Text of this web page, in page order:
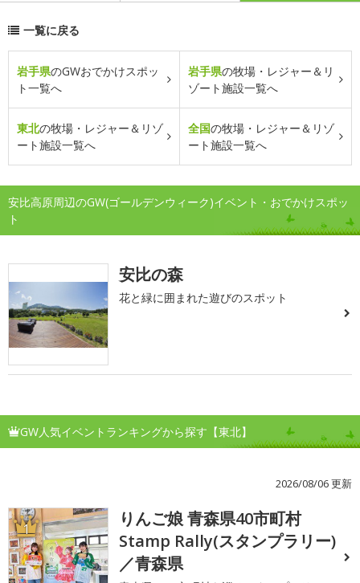
一覧に戻る
岩手県のGWおでかけスポッ
ト一覧へ
岩手県の牧場・レジャー＆リ
ゾート施設一覧へ
東北の牧場・レジャー＆リゾ
ート施設一覧へ
全国の牧場・レジャー＆リゾ
ート施設一覧へ
安比高原周辺のGW(ゴールデンウィーク)イベント・おでかけスポッ
ト
安比の森
花と緑に囲まれた遊びのスポット
GW人気イベントランキングから探す【東北】
2026/08/06 更新
1
りんご娘 青森県40市町村
Stamp Rally(スタンプラリー)
／青森県